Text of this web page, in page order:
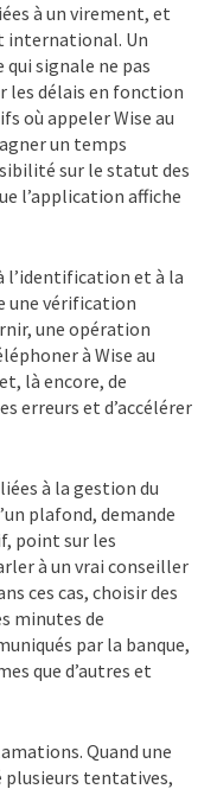
à un virement, et
international. Un
signale ne pas
les délais en fonction
où appeler Wise au
un temps
sur le statut des
l’application affiche
l’identification et à la
une vérification
une opération
à Wise au
là encore, de
erreurs et d’accélérer
à la gestion du
plafond, demande
point sur les
à un vrai conseiller
ces cas, choisir des
minutes de
par la banque,
que d’autres et
Quand une
plusieurs tentatives,